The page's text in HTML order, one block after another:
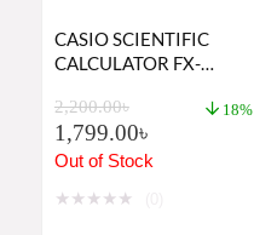
CASIO SCIENTIFIC
CALCULATOR FX-
PRICE IN BANGLADESH
2,200.00৳
1,799.00৳
18%
Out of Stock
★ ★ ★ ★ ★